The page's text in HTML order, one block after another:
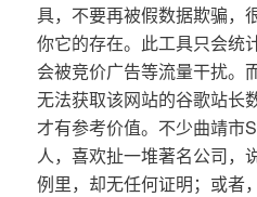
具，不要再被假数据欺骗，
你它的存在。此工具只会统
会被竞价广告等流量干扰。
无法获取该网站的谷歌站长
才有参考价值。不少曲靖市
人，喜欢扯一堆著名公司，
例里，却无任何证明；或者